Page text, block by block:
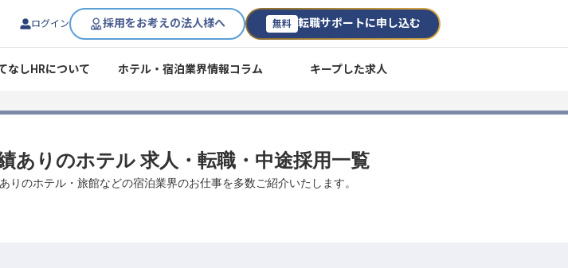
ログイン 採用をお考えの法人様へ 無料 転職サポートに申し込む
なしHRについて ホテル・宿泊業界情報コラム キープした求人
ありのホテル 求人・転職・中途採用一覧
のホテル・旅館などの宿泊業界のお仕事を多数ご紹介いたします。